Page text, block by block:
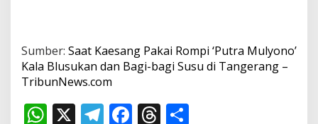
Sumber: Saat Kaesang Pakai Rompi ‘Putra Mulyono’
Kala Blusukan dan Bagi-bagi Susu di Tangerang –
TribunNews.com
W X T F T